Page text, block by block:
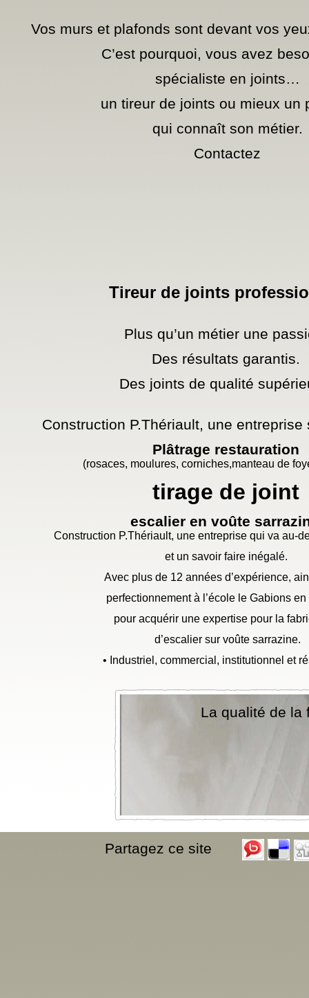
Vos murs et plafonds sont devant vos
C’est pourquoi, vous avez
spécialiste en joints…
un tireur de joints ou mieux un
qui connaît son métier.
Contactez
Tireur de joints
Plus qu’un métier une
Des résultats garantis.
Des joints de qualité
La qualité de la
Construction P.Thériault, une
Plâtrage restauration
(rosaces, moulures, corniches,manteau de
tirage de joint
escalier en voûte
Construction P.Thériault, une entreprise qui va au-
et un savoir faire inégalé.
Avec plus de 12 années d’expérience,
perfectionnement à l’école le Gabions en
pour acquérir une expertise pour la
d’escalier sur voûte sarrazine.
• Industriel, commercial, institutionnel et
Partagez ce site